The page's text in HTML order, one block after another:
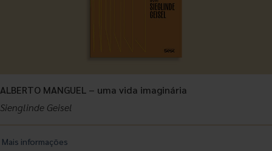
ALBERTO MANGUEL – uma vida imaginária
Sienglinde Geisel
Mais informações